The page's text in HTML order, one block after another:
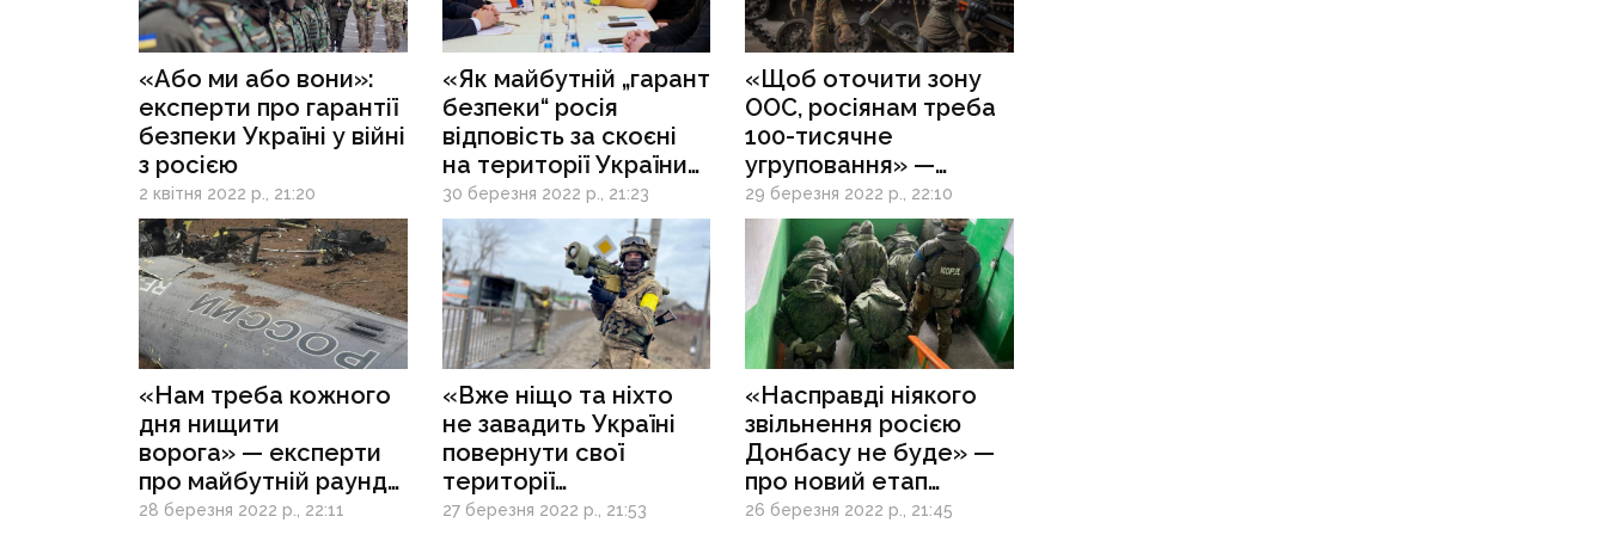
«Або ми або вони»:
експерти про гарантії
безпеки Україні у війні
з росією
2 квітня 2022 р., 21:20
«Як майбутній „гарант
безпеки“ росія
відповість за скоєні
на території України
воєнні злочини?» —
експерти про
переговори
в Стамбулі
30 березня 2022 р., 21:23
«Щоб оточити зону
ООС, росіянам треба
100-тисячне
угруповання» —
військовий експерт
про ресурси рф
29 березня 2022 р., 22:10
«Нам треба кожного
дня нищити
ворога» — експерти
про майбутній раунд
переговорів
28 березня 2022 р., 22:11
«Вже ніщо та ніхто
не завадить Україні
повернути свої
території
на Донбасі», —
27 березня 2022 р., 21:53
«Насправді ніякого
звільнення росією
Донбасу не буде» —
про новий етап
російської агресії
26 березня 2022 р., 21:45